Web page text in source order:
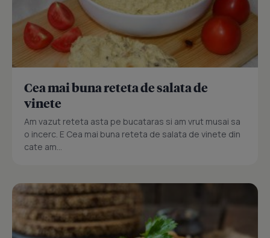
Cea mai buna reteta de salata de
vinete
Am vazut reteta asta pe bucataras si am vrut musai sa
o incerc. E Cea mai buna reteta de salata de vinete din
cate am...